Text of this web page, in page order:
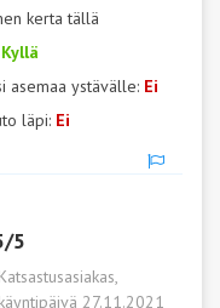
kerta tällä
Kyllä
asemaa ystävälle: Ei
läpi: Ei
5
Katsastusasiakas,
käyntipäivä 27.11.2021